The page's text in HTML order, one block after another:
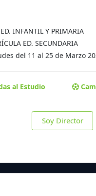
INFANTIL Y PRIMARIA
ED. SECUNDARIA
del 11 al 25 de Marzo
al Estudio
Soy Director